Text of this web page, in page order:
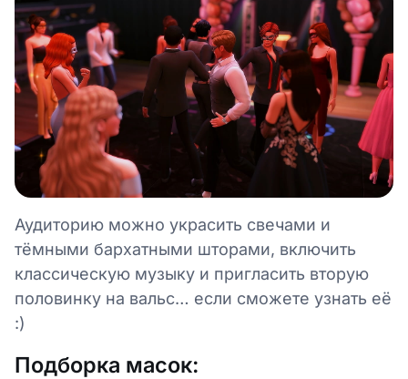
Аудиторию можно украсить свечами и
тёмными бархатными шторами, включить
классическую музыку и пригласить вторую
половинку на вальс… если сможете узнать её
:)
Подборка масок: